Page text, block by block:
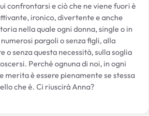
confrontarsi e ciò che ne viene fuori è
ironico, divertente e anche
nella quale ogni donna, single o in
pargoli o senza figli, alla
o senza questa necessità, sulla soglia
Perché ognuna di noi, in ogni
merita è essere pienamente se stessa
che è. Ci riuscirà Anna?